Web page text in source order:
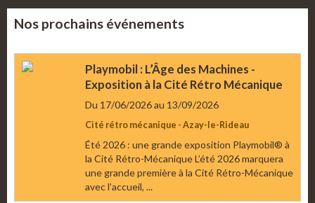
Nos prochains événements
Playmobil : L’Âge des Machines -
Exposition à la Cité Rétro Mécanique
Du 17/06/2026au 13/09/2026
Cité rétro mécanique - Azay-le-Rideau
Été 2026 : une grande exposition Playmobil® à
la Cité Rétro-Mécanique L’été 2026 marquera
une grande première à la Cité Rétro-Mécanique
avec l’accueil, ...